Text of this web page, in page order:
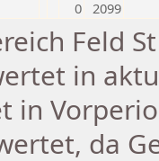
0 2099
Feld
in
in
da